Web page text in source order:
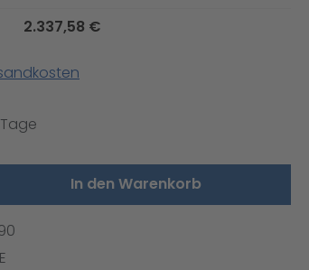
2.337,58 €
den gewünschten
In den Warenkorb